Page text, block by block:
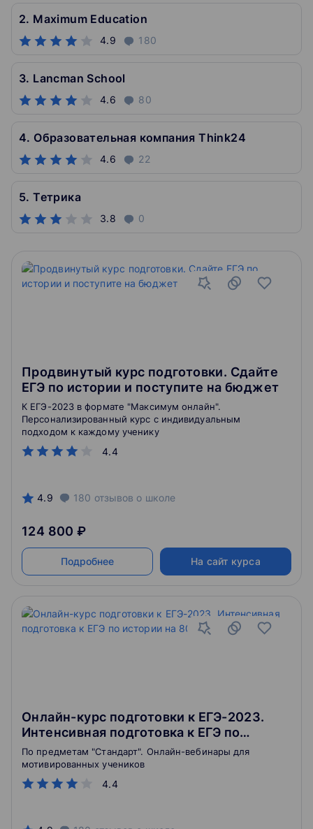
2. Maximum Education
4.9 180
3. Lancman School
4.6 80
4. Образовательная компания Think24
4.6 22
5. Тетрика
3.8 0
Продвинутый курс подготовки. Сдайте
ЕГЭ по истории и поступите на бюджет
4.4
К ЕГЭ-2023 в формате "Максимум онлайн".
Персонализированный курс с индивидуальным
подходом к каждому ученику
4.9 180 отзывов о школе
124 800 ₽
Подробнее На сайт курса
Онлайн-курс подготовки к ЕГЭ-2023.
Интенсивная подготовка к ЕГЭ по
истории на 80+ без стресса
4.4
По предметам "Стандарт". Онлайн-вебинары для
мотивированных учеников